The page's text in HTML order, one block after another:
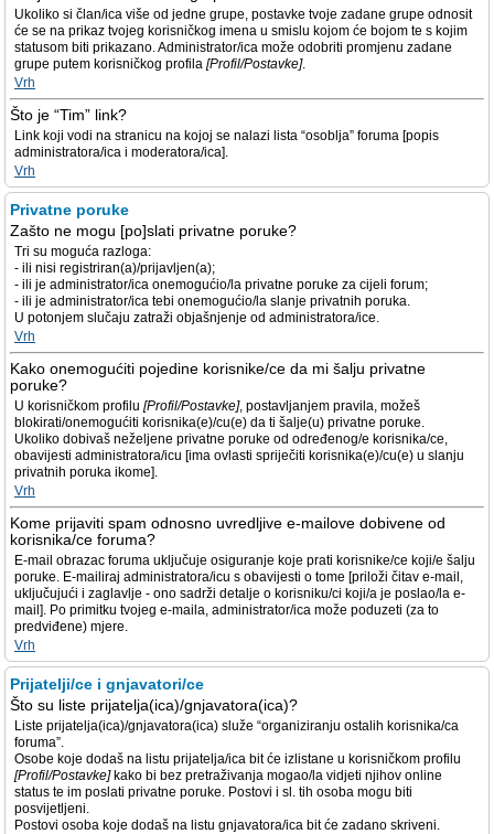
Ukoliko si član/ica više od jedne grupe, postavke tvoje zadane grupe odnosit
će se na prikaz tvojeg korisničkog imena u smislu kojom će bojom te s kojim
statusom biti prikazano. Administrator/ica može odobriti promjenu zadane
grupe putem korisničkog profila [Profil/Postavke].
Vrh
Što je “Tim” link?
Link koji vodi na stranicu na kojoj se nalazi lista “osoblja” foruma [popis
administratora/ica i moderatora/ica].
Vrh
Privatne poruke
Zašto ne mogu [po]slati privatne poruke?
Tri su moguća razloga:
- ili nisi registriran(a)/prijavljen(a);
- ili je administrator/ica onemogućio/la privatne poruke za cijeli forum;
- ili je administrator/ica tebi onemogućio/la slanje privatnih poruka.
U potonjem slučaju zatraži objašnjenje od administratora/ice.
Vrh
Kako onemogućiti pojedine korisnike/ce da mi šalju privatne
poruke?
U korisničkom profilu [Profil/Postavke], postavljanjem pravila, možeš
blokirati/onemogućiti korisnika(e)/cu(e) da ti šalje(u) privatne poruke.
Ukoliko dobivaš neželjene privatne poruke od određenog/e korisnika/ce,
obavijesti administratora/icu [ima ovlasti spriječiti korisnika(e)/cu(e) u slanju
privatnih poruka ikome].
Vrh
Kome prijaviti spam odnosno uvredljive e-mailove dobivene od
korisnika/ce foruma?
E-mail obrazac foruma uključuje osiguranje koje prati korisnike/ce koji/e šalju
poruke. E-mailiraj administratora/icu s obavijesti o tome [priloži čitav e-mail,
uključujući i zaglavlje - ono sadrži detalje o korisniku/ci koji/a je poslao/la e-
mail]. Po primitku tvojeg e-maila, administrator/ica može poduzeti (za to
predviđene) mjere.
Vrh
Prijatelji/ce i gnjavatori/ce
Što su liste prijatelja(ica)/gnjavatora(ica)?
Liste prijatelja(ica)/gnjavatora(ica) služe “organiziranju ostalih korisnika/ca
foruma”.
Osobe koje dodaš na listu prijatelja/ica bit će izlistane u korisničkom profilu
[Profil/Postavke]kako bi bez pretraživanja mogao/la vidjeti njihov online
status te im poslati privatne poruke. Postovi i sl. tih osoba mogu biti
posvijetljeni.
Postovi osoba koje dodaš na listu gnjavatora/ica bit će zadano skriveni.